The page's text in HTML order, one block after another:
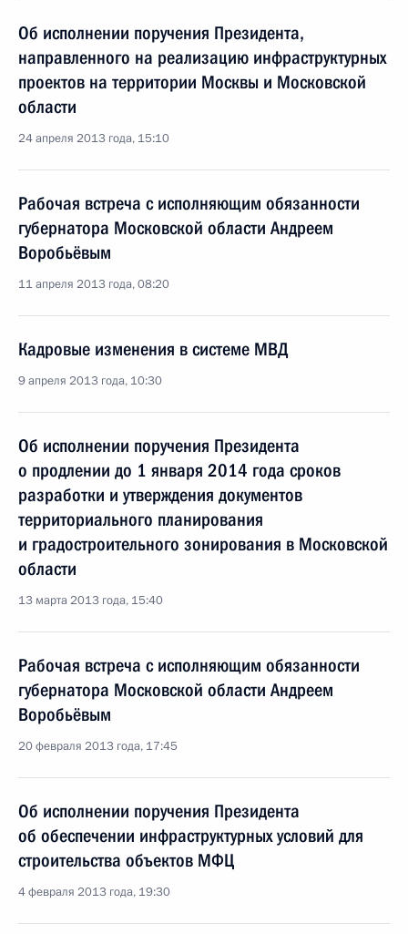
Об исполнении поручения Президента,
направленного на реализацию инфраструктурных
проектов на территории Москвы и Московской
области
24 апреля 2013 года, 15:10
Рабочая встреча с исполняющим обязанности
губернатора Московской области Андреем
Воробьёвым
11 апреля 2013 года, 08:20
Кадровые изменения в системе МВД
9 апреля 2013 года, 10:30
Об исполнении поручения Президента
о продлении до 1 января 2014 года сроков
разработки и утверждения документов
территориального планирования
и градостроительного зонирования в Московской
области
13 марта 2013 года, 15:40
Рабочая встреча с исполняющим обязанности
губернатора Московской области Андреем
Воробьёвым
20 февраля 2013 года, 17:45
Об исполнении поручения Президента
об обеспечении инфраструктурных условий для
строительства объектов МФЦ
4 февраля 2013 года, 19:30